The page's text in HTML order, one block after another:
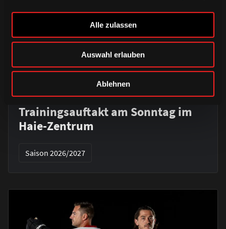
Alle zulassen
Auswahl erlauben
Ablehnen
DONNERSTAG, 06. AUGUST 2026
Alle Infos zum öffentlichen
Trainingsauftakt am Sonntag im
Haie-Zentrum
Saison 2026/2027